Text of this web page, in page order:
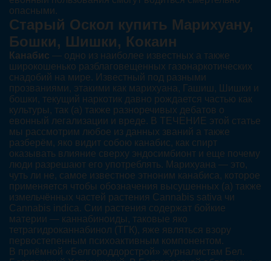
опасными.
Старый Оскол купить Марихуану,
Бошки, Шишки, Кокаин
Канабис — одно из наиболее известных а также
широкошенько разблаговещенных газонаркотических
снадобий на мире. Известный под разными
прозваниями, этакими как марихуана, Гашиш, Шишки и
бошки, текущий наркотик давно рождается частью как
культуры, так (а) также разноречивых дебатов о
евонный легализации и вреде. В ТЕЧЕНИЕ этой статье
мы рассмотрим любое из данных званий а также
разберём, яко видит собою канабис, как спирт
оказывать влияние сверху эндосимбионт и еще почему
люди разрешают его употреблять. Марихуана — это,
чуть ли не, самое известное этноним канабиса, которое
применяется чтобы обозначения высушенных (а) также
измельчённых частей растения Cannabis sativa чи
Cannabis indica. Сии растения содержат бойкие
материи — каннабиноиды, таковые яко
тетрагидроканнабинол (ТГК), яже являться взору
первостепенным психоактивным компонентом.
В приёмной «Белгороддорстрой» журналистам Бел.